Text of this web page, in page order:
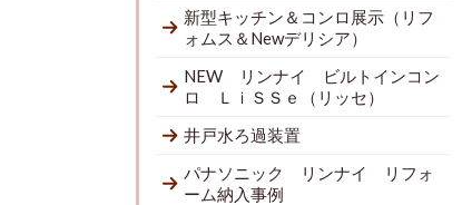
新型キッチン＆コンロ展示（リフ
ォムス＆Newデリシア）
NEW リンナイ ビルトインコン
ロ ＬｉＳＳｅ（リッセ）
井戸水ろ過装置
パナソニック リンナイ リフォ
ーム納入事例